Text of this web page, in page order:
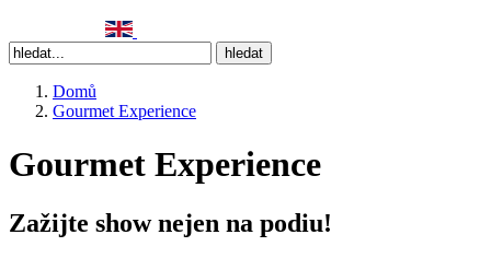
Domů
Gourmet Experience
Gourmet Experience
Zažijte show nejen na podiu!